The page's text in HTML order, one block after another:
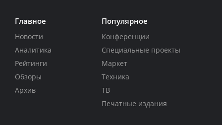
Главное
Новости
Аналитика
Рейтинги
Обзоры
Архив
Популярное
Конференции
Специальные проекты
Маркет
Техника
ТВ
Печатные издания